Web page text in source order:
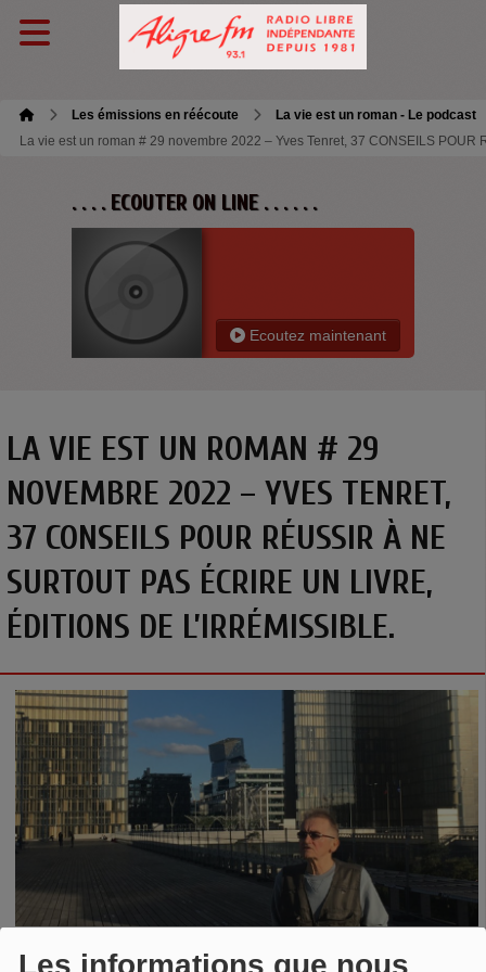
Les informations que nous
Les émissions en réécoute
La vie est un roman - Le podcast
La vie est un roman # 29 novembre 2022 – Yves Tenret, 37 CONSEILS
. . . . ECOUTER ON LINE . . . . . .
Ecoutez maintenant
LA VIE EST UN ROMAN # 29
NOVEMBRE 2022 – YVES TENRET,
37 CONSEILS POUR RÉUSSIR À NE
SURTOUT PAS ÉCRIRE UN LIVRE,
ÉDITIONS DE L’IRRÉMISSIBLE.
Yves Tenret,37 CONSEILS POUR RÉUSSIR À